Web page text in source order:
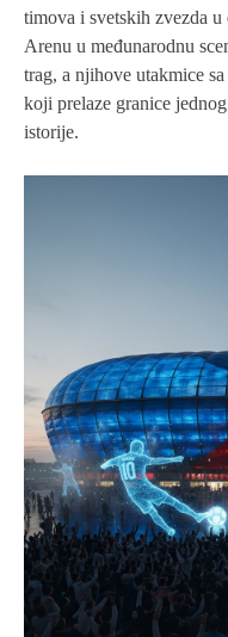
timova i svetskih zvezda
Arenu u međunarodnu
trag, a njihove utakmice
koji prelaze granice
istorije.